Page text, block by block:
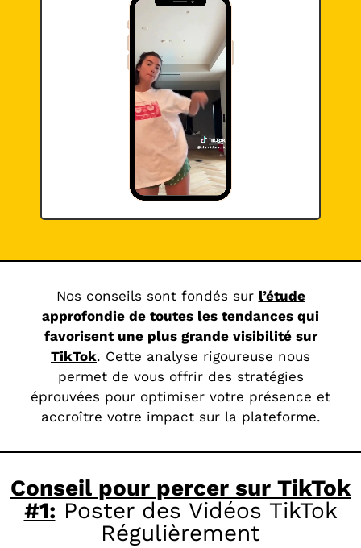
Nos conseils sont fondés sur l’étude
approfondie de toutes les tendances qui
favorisent une plus grande visibilité sur
TikTok. Cette analyse rigoureuse nous
permet de vous offrir des stratégies
éprouvées pour optimiser votre présence et
accroître votre impact sur la plateforme.
Conseil pour percer sur TikTok
#1: Poster des Vidéos TikTok
Régulièrement